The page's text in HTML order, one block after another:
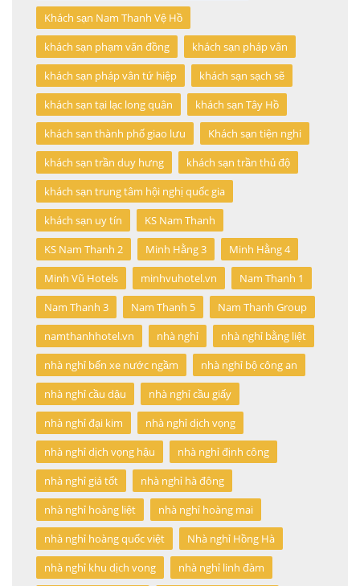
Khách sạn Nam Thanh Vệ Hồ
khách sạn phạm văn đồng
khách sạn pháp vân
khách sạn pháp vân tứ hiệp
khách sạn sạch sẽ
khách sạn tại lạc long quân
khách sạn Tây Hồ
khách sạn thành phố giao lưu
Khách sạn tiện nghi
khách sạn trần duy hưng
khách sạn trần thủ độ
khách sạn trung tâm hội nghị quốc gia
khách sạn uy tín
KS Nam Thanh
KS Nam Thanh 2
Minh Hằng 3
Minh Hằng 4
Minh Vũ Hotels
minhvuhotel.vn
Nam Thanh 1
Nam Thanh 3
Nam Thanh 5
Nam Thanh Group
namthanhhotel.vn
nhà nghỉ
nhà nghỉ bằng liệt
nhà nghỉ bến xe nước ngầm
nhà nghỉ bộ công an
nhà nghỉ cầu dậu
nhà nghỉ cầu giấy
nhà nghỉ đại kim
nhà nghỉ dịch vọng
nhà nghỉ dịch vọng hậu
nhà nghỉ định công
nhà nghỉ giá tốt
nhà nghỉ hà đông
nhà nghỉ hoàng liệt
nhà nghỉ hoàng mai
nhà nghỉ hoàng quốc việt
Nhà nghỉ Hồng Hà
nhà nghỉ khu dịch vong
nhà nghỉ linh đàm